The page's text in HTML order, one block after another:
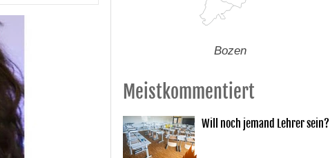
Bozen
Meistkommentiert
Will noch jemand Lehrer sein?